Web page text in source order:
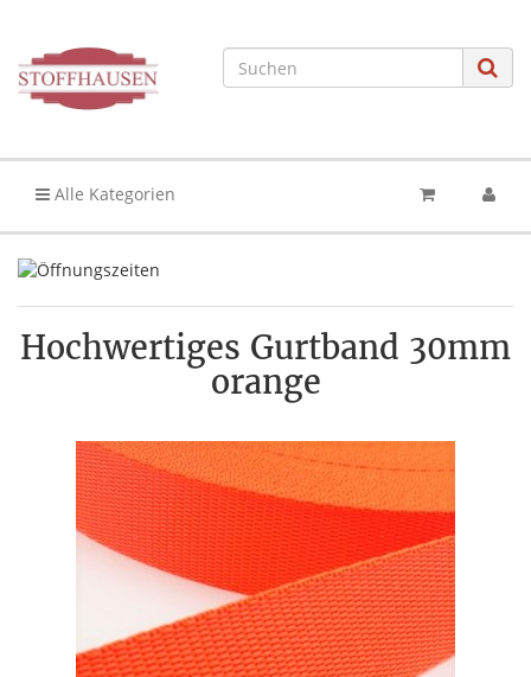
Alle Kategorien
Hochwertiges Gurtband 30mm
orange